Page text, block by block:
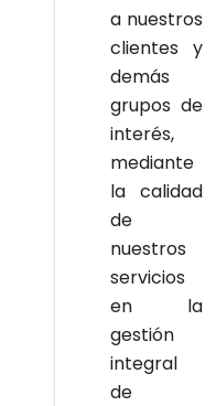
a nuestros
clientes y
demás
grupos de
interés,
mediante
la calidad
de
nuestros
servicios
en la
gestión
integral
de